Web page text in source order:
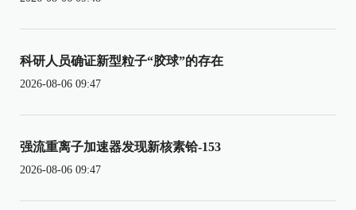
科研人员确证新型粒子“胶球”的存在
2026-08-06 09:47
强流重离子加速器发现新核素铪-153
2026-08-06 09:47